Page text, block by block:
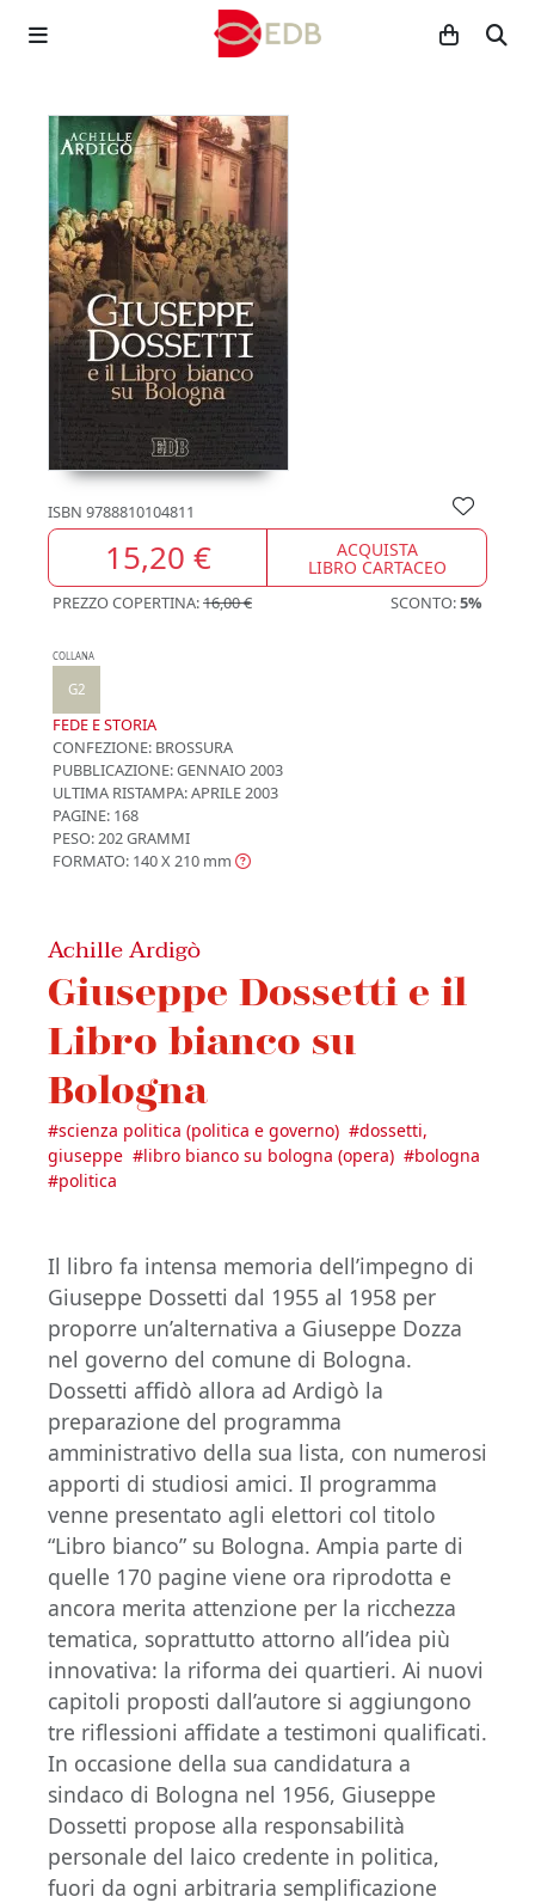
ISBN 9788810104811
15,20 € ACQUISTA
LIBRO CARTACEO
PREZZO COPERTINA:16,00 € SCONTO:5%
COLLANA
G2
FEDE E STORIA
CONFEZIONE: BROSSURA
PUBBLICAZIONE:GENNAIO 2003
ULTIMA RISTAMPA:APRILE 2003
PAGINE: 168
PESO: 202 GRAMMI
FORMATO: 140 X 210 mm
Achille Ardigò
Giuseppe Dossetti e il
Libro bianco su
Bologna
#scienza politica (politica e governo) #dossetti,
giuseppe #libro bianco su bologna (opera) #bologna
#politica
Il libro fa intensa memoria dell’impegno di
Giuseppe Dossetti dal 1955 al 1958 per
proporre un’alternativa a Giuseppe Dozza
nel governo del comune di Bologna.
Dossetti affidò allora ad Ardigò la
preparazione del programma
amministrativo della sua lista, con numerosi
apporti di studiosi amici. Il programma
venne presentato agli elettori col titolo
“Libro bianco” su Bologna. Ampia parte di
quelle 170 pagine viene ora riprodotta e
ancora merita attenzione per la ricchezza
tematica, soprattutto attorno all’idea più
innovativa: la riforma dei quartieri. Ai nuovi
capitoli proposti dall’autore si aggiungono
tre riflessioni affidate a testimoni qualificati.
In occasione della sua candidatura a
sindaco di Bologna nel 1956, Giuseppe
Dossetti propose alla responsabilità
personale del laico credente in politica,
fuori da ogni arbitraria semplificazione